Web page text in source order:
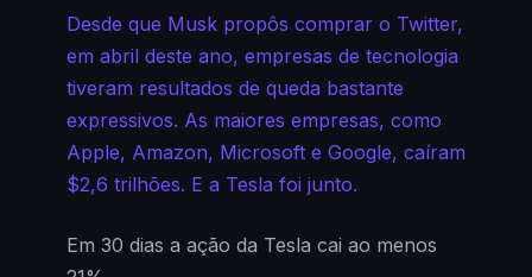
Desde que Musk propôs comprar o Twitter,
em abril deste ano, empresas de tecnologia
tiveram resultados de queda bastante
expressivos. As maiores empresas, como
Apple, Amazon, Microsoft e Google, caíram
$2,6 trilhões. E a Tesla foi junto.
Em 30 dias a ação da Tesla cai ao menos